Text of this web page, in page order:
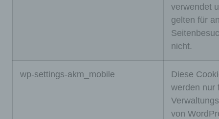
verwendet
gelten für
nicht.
wp-settings-akm_mobile
Diese
werden nur
von
ßen